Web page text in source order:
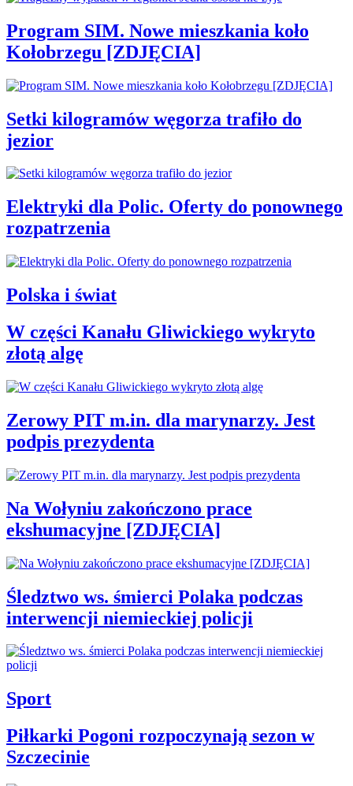
Program SIM. Nowe mieszkania koło
Kołobrzegu [ZDJĘCIA]
Setki kilogramów węgorza trafiło do
jezior
Elektryki dla Polic. Oferty do ponownego
rozpatrzenia
Polska i świat
W części Kanału Gliwickiego wykryto
złotą algę
Zerowy PIT m.in. dla marynarzy. Jest
podpis prezydenta
Na Wołyniu zakończono prace
ekshumacyjne [ZDJĘCIA]
Śledztwo ws. śmierci Polaka podczas
interwencji niemieckiej policji
Sport
Piłkarki Pogoni rozpoczynają sezon w
Szczecinie